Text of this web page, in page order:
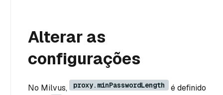
Alterar as
configurações
No Milvus, proxy.minPasswordLength
é definido